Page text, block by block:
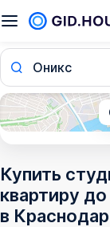
Оникс
Купить
квартиру
в